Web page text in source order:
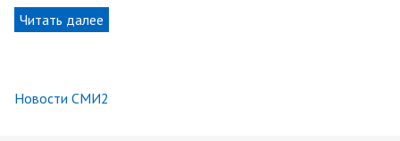
Читать далее
Новости СМИ2